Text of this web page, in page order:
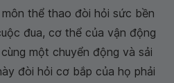
thể thao đòi hỏi sức bền
đua, cơ thể của vận động
một chuyển động và sải
đòi hỏi cơ bắp của họ phải